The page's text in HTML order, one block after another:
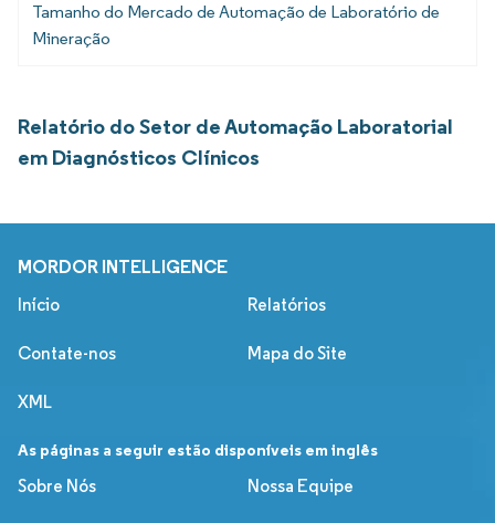
Tamanho do Mercado de Automação de Laboratório de
Mineração
Relatório do Setor de Automação Laboratorial
em Diagnósticos Clínicos
MORDOR INTELLIGENCE
Início Relatórios
Contate-nos Mapa do Site
XML
As páginas a seguir estão disponíveis em inglês
Sobre Nós
Nossa Equipe